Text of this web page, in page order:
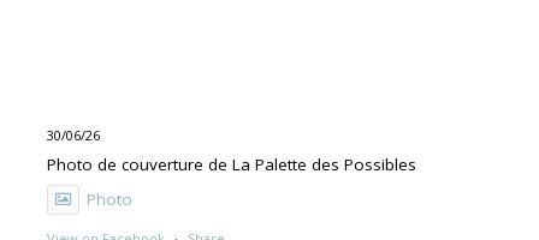
30/06/26
Photo de couverture de La Palette des Possibles
Photo